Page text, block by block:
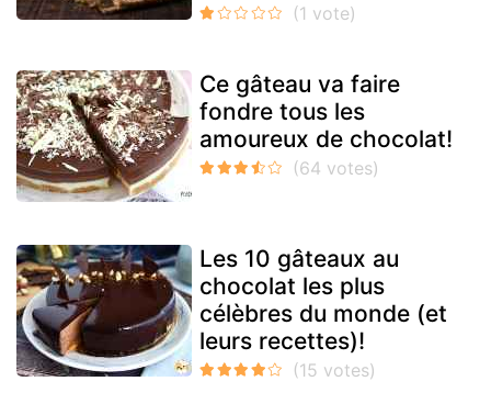
Ce gâteau va faire
fondre tous les
amoureux de chocolat!
Les 10 gâteaux au
chocolat les plus
célèbres du monde (et
leurs recettes)!